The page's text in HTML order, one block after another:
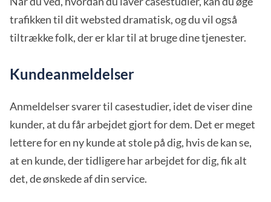
trafikken til dit websted dramatisk, og du vil også
tiltrække folk, der er klar til at bruge dine tjenester.
Kundeanmeldelser
Anmeldelser svarer til casestudier, idet de viser dine
kunder, at du får arbejdet gjort for dem. Det er meget
lettere for en ny kunde at stole på dig, hvis de kan se,
at en kunde, der tidligere har arbejdet for dig, fik alt
det, de ønskede af din service.